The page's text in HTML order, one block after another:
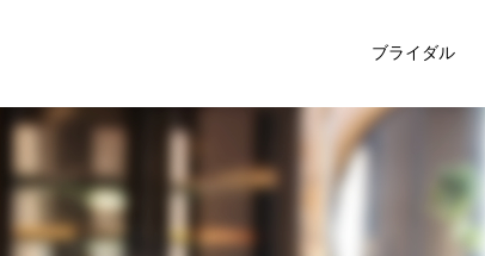
ブライダル